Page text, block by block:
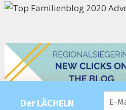
Der LÄCHELN